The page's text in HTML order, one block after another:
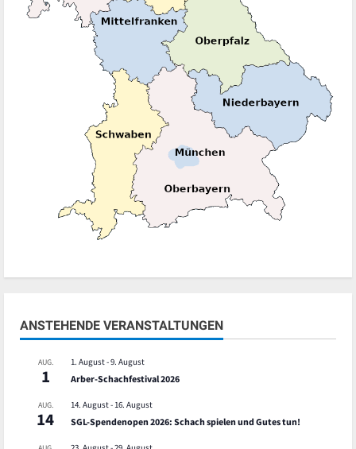
ANSTEHENDE VERANSTALTUNGEN
AUG.
1
1. August-9. August
Arber-Schachfestival 2026
AUG.
14
14. August- 16. August
SGL-Spendenopen 2026: Schach spielen und Gutes tun!